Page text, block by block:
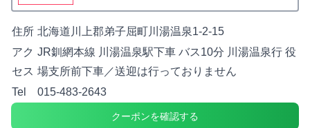
住所 北海道川上郡弟子屈町川湯温泉1-2-15
アク
セス
JR釧網本線 川湯温泉駅下車 バス10分 川湯温泉行 役
場支所前下車／送迎は行っておりません
Tel
015-483-2643
クーポンを確認する